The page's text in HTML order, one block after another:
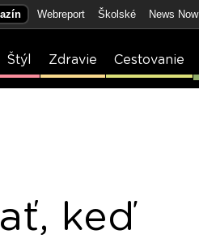
Webreport Školské News Now
Štýl Zdravie Cestovanie
keď